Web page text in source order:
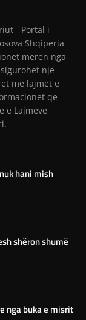
- Portal i
Shqiperia
meren nga
nje
me lajmet e
qe
e Lajmeve
hani mish
shëron shumë
nga buka e misrit